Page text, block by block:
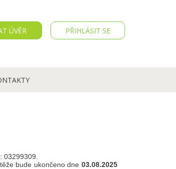
ÚVĚR PŘIHLÁSIT SE
03299309.
bude ukončeno dne03.08.2025